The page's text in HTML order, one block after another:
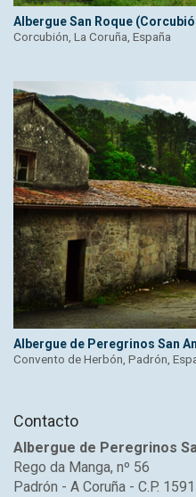
Albergue San Roque
Corcubión, La Coruña, España
Albergue de Peregrinos San
Convento de Herbón, Padrón,
Contacto
Albergue de Peregrinos
Rego da Manga, nº 56
Padrón - A Coruña - C.P.